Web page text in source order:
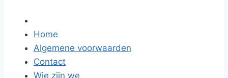
Home
Algemene voorwaarden
Contact
Wie zijn we